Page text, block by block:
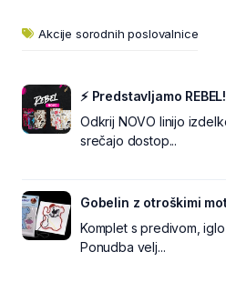
Akcije sorodnih poslovalnice
⚡ Predstavljamo
Odkrij NOVO linijo
srečajo dostop...
Gobelin z otroškimi
Komplet s predivom,
Ponudba velj...